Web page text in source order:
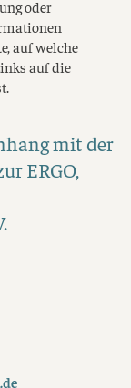
oder
auf welche
auf die
mit der
ERGO,